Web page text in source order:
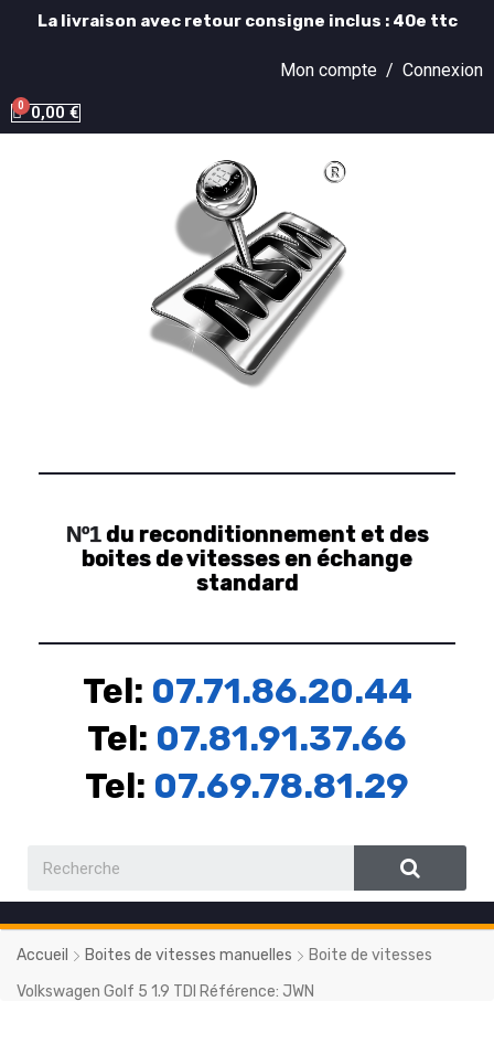
La livraison avec retour consigne inclus : 40e ttc
Mon compte / Connexion
0,00 €
Nº1du reconditionnement et des
boites de vitesses en échange
standard
Tel: 07.71.86.20.44
Tel: 07.81.91.37.66
Tel: 07.69.78.81.29
Accueil Boites de vitesses manuelles
Boite de vitesses
Volkswagen Golf 5 1.9 TDI Référence: JWN